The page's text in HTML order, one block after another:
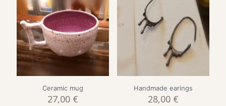
Ceramic mug
27,00 €
Handmade earings
28,00 €